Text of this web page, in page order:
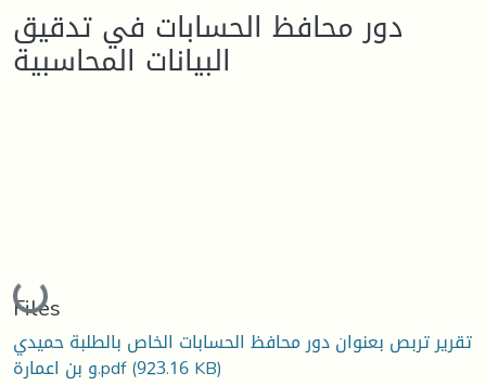
دور محافظ الحسابات في تدقيق
البيانات المحاسبية
Loading...
Files
تقرير تربص بعنوان دور محافظ الحسابات الخاص بالطلبة حميدي
و بن اعمارة.pdf(923.16 KB)